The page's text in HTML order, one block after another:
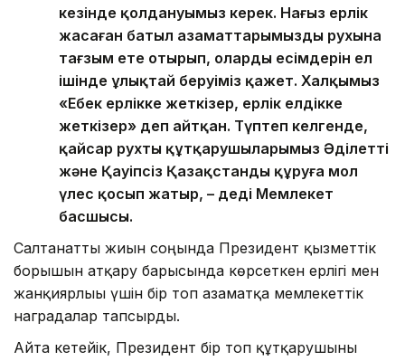
кезінде қолдануымыз керек. Нағыз ерлік
жасаған батыл азаматтарымыздың рухына
тағзым ете отырып, олардың есімдерін ел
ішінде ұлықтай беруіміз қажет. Халқымыз
«Еңбек ерлікке жеткізер, ерлік елдікке
жеткізер» деп айтқан. Түптеп келгенде,
қайсар рухты құтқарушыларымыз Әділетті
және Қауіпсіз Қазақстанды құруға мол
үлес қосып жатыр, – деді Мемлекет
басшысы.
Салтанатты жиын соңында Президент қызметтік
борышын атқару барысында көрсеткен ерлігі мен
жанқиярлығы үшін бір топ азаматқа мемлекеттік
наградалар тапсырды.
Айта кетейік, Президент бір топ құтқарушыны